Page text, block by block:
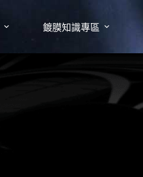
鍍膜知識專區